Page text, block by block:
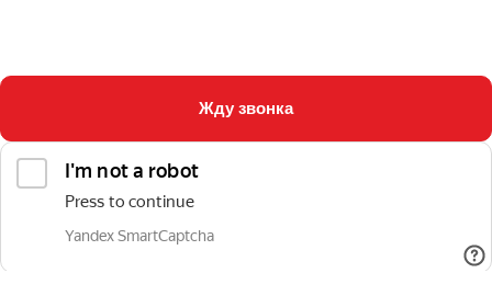
Жду звонка